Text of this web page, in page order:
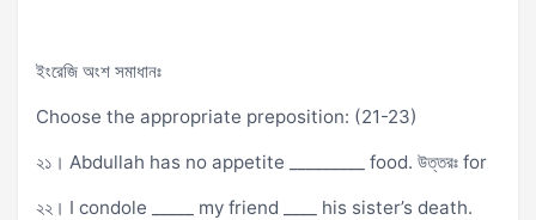
ইংরেজি অংশ সমাধানঃ
Choose the appropriate preposition: (21-23)
২১। Abdullah has no appetite _________ food. উত্তরঃ for
২২। I condole _____ my friend ____ his sister’s death.